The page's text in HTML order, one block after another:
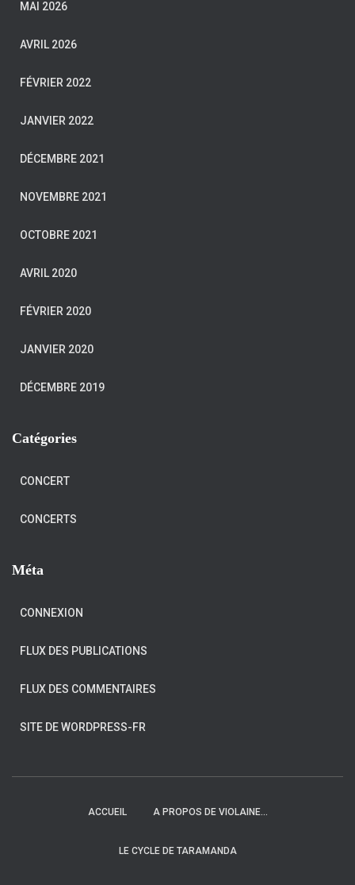
MAI 2026
AVRIL 2026
FÉVRIER 2022
JANVIER 2022
DÉCEMBRE 2021
NOVEMBRE 2021
OCTOBRE 2021
AVRIL 2020
FÉVRIER 2020
JANVIER 2020
DÉCEMBRE 2019
Catégories
CONCERT
CONCERTS
Méta
CONNEXION
FLUX DES PUBLICATIONS
FLUX DES COMMENTAIRES
SITE DE WORDPRESS-FR
ACCUEIL A PROPOS DE VIOLAINE…
LE CYCLE DE TARAMANDA